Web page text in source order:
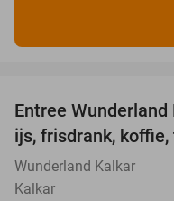
Entree
ijs, frisdrank,
Wunderland Kalkar
Kalkar